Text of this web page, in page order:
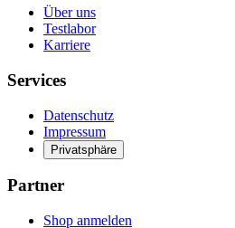
Über uns
Testlabor
Karriere
Services
Datenschutz
Impressum
Privatsphäre
Partner
Shop anmelden